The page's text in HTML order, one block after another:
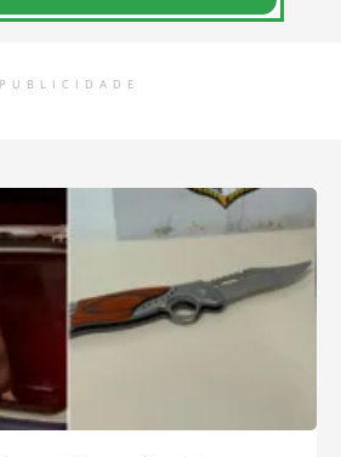
PUBLICIDADE